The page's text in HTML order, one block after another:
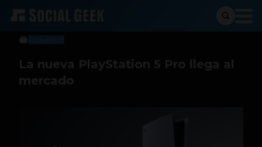
Sergio Ramos
8 de noviembre de 2024
La nueva PlayStation 5 Pro llega al
mercado